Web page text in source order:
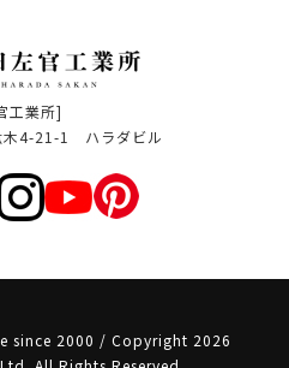
工業所]
木4-21-1 ハラダビル
since 2000 / Copyright 2026